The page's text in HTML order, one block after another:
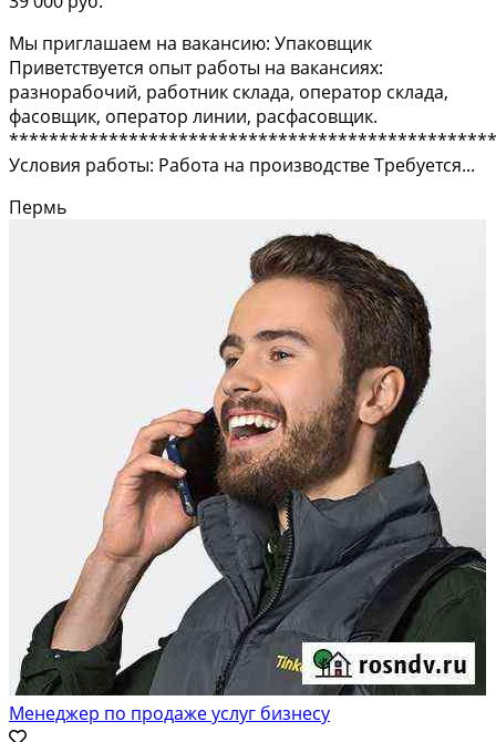
Мы приглашаем на вакансию: Упаковщик
Приветствуется опыт работы на вакансиях:
разнорабочий, работник склада, оператор склада,
фасовщик, оператор линии, расфасовщик.
Условия работы: Работа на производстве Требуется...
Пермь
Менеджер по продаже услуг бизнесу